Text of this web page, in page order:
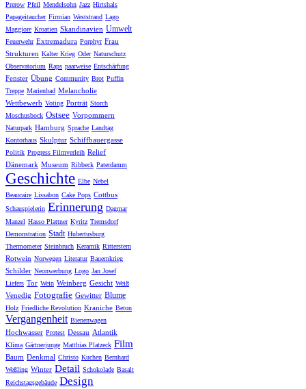
Prerow Pfeil Mendelsohn Jazz Hirtshals
Papageitaucher Firmian Weststrand Lago
Maggiore Kroatien Skandinavien Umwelt
Feuerwehr Extremadura Porphyr Frau
Strukturen Kalter Krieg Oder Naturschutz
Observatorium Raps paarweise Entschärfung
Fenster Übung Community Brot Puffin
Treppe Marienbad Melancholie
Wettbewerb Voting Porträt Storch
Moschusbock Ostsee Vorpommern
Naturpark Hamburg Sprache Landtag
Kontorhaus Skulptur Schiffbauergasse
Politik Progress Filmverleih Relief
Dänemark Museum Ribbeck Paterdamm
Geschichte Elbe Nebel
Beaucaire Lissabon Cake Pops Cottbus
Schauspielerin Erinnerung Dagmar
Manzel Hasso Plattner Kyritz Tremsdorf
Demonstration Stadt Hubertusburg
Thermometer Steinbruch Keramik Ritterstern
Rotwein Norwegen Literatur Bauernkrieg
Schilder Neonwerbung Logo Jan Josef
Liefers Tor Wein Weinberg Gesicht Weiß
Venedig Fotografie Gewitter Blume
Holz Friedliche Revolution Kraniche Beton
Vergangenheit Bienenwagen
Hochwasser Protest Dessau Atlantik
Klima Gärtnerjunge Matthias Platzeck Film
Baum Denkmal Christo Kuchen Bernhard
Weßling Winter Detail Schokolade Basalt
Reichstagsgebäude Design